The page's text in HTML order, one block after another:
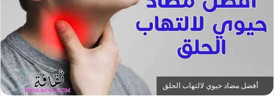
أفضل مضاد حيوي لالتهاب الحلق